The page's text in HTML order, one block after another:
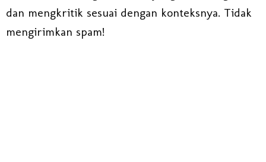
dan mengkritik sesuai dengan konteksnya. Tidak
mengirimkan spam!